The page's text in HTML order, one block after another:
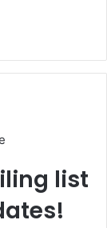
list